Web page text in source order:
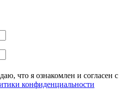
что я ознакомлен и согласен с
конфиденциальности